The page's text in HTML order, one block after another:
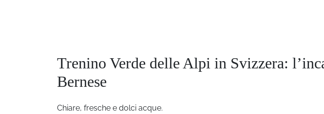
Trenino Verde delle Alpi in Svizzera:
Bernese
Chiare, fresche e dolci acque.